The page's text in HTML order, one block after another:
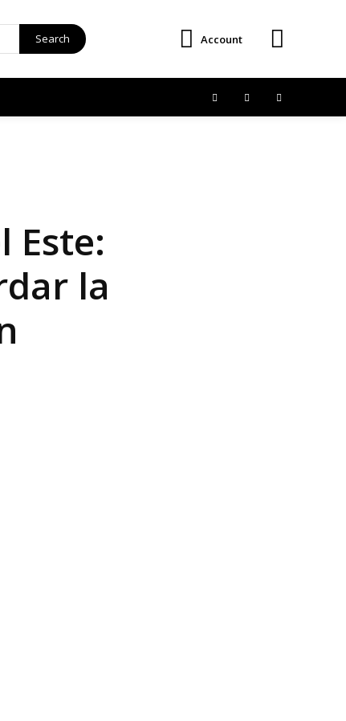
Search Account
Este:
la